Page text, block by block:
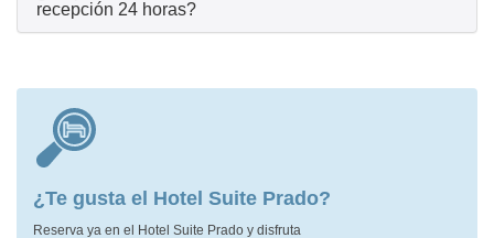
recepción 24 horas?
¿Te gusta el Hotel Suite Prado?
Reserva ya en el Hotel Suite Prado y disfruta